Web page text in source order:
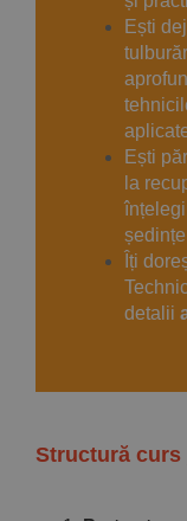
Ești
Ești
la
Îți
detalii
Structură curs